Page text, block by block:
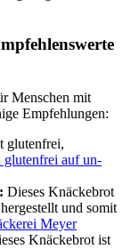
Menschen mit
Empfehlungen:
glutenfrei,
glutenfrei auf un-
Dieses Knäckebrot
und somit
Meyer
Knäckebrot ist